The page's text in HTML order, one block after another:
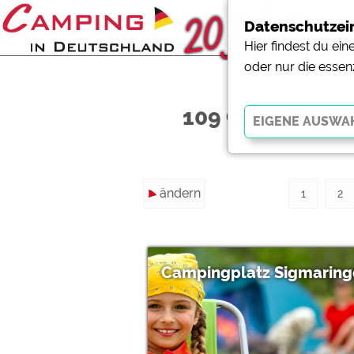
109
ändern 1 2
Campingplatz
Hier findest du
oder nur die
Essenzielle Cookies
der Website dringend
Externe Medien
YouTube (Videos von
Campingplatzvorschau
Campingplätzen)
Google Maps